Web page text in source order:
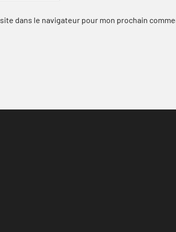
dans le navigateur pour mon prochain